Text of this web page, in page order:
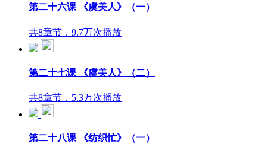
第二十六课 《虞美人》（一）
共8章节，9.7万次播放
第二十七课 《虞美人》（二）
共8章节，5.3万次播放
第二十八课 《纺织忙》（一）